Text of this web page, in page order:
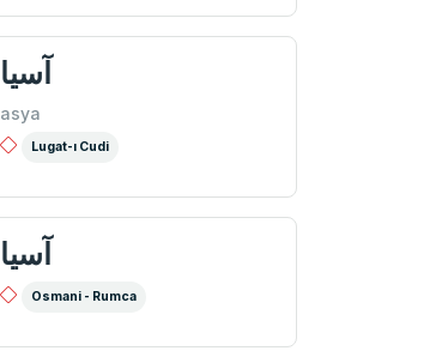
آسیا
asya
Lugat-ı Cudi
آسيا
Osmani - Rumca